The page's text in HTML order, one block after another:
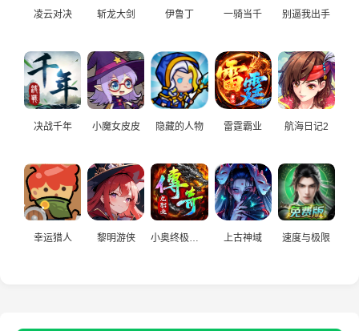
凌云对决 斩龙大剑 伊鲁丁 一骑当千 别逼我出手
决战千年 小魔女皮皮 隐藏的人物 雷霆霸业 航海日记2
幸运猎人 黎明游侠 上古神域 速度与极限